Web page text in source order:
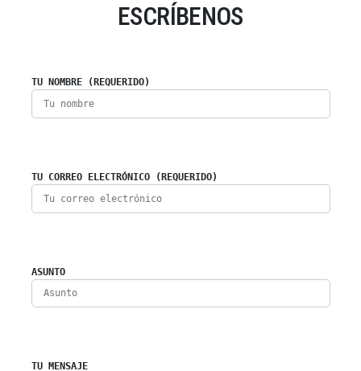
ESCRÍBENOS
TU NOMBRE (REQUERIDO)
TU CORREO ELECTRÓNICO (REQUERIDO)
ASUNTO
TU MENSAJE